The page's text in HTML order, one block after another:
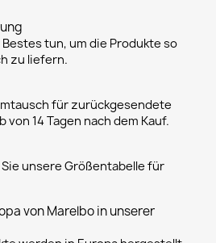
tun, um die Produkte so
zu liefern.
für zurückgesendete
von 14 Tagen nach dem Kauf.
unsere Größentabelle für
von Marelbo in unserer